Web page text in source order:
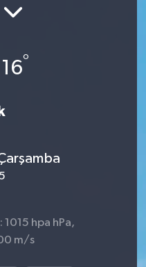
16°
1015 hpa hPa,
m/s